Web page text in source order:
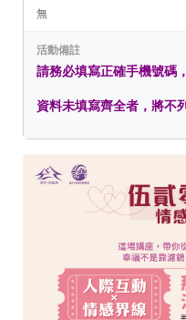
無
活動備註
請務必填寫正確手機號碼
資料未填寫齊全者，將不